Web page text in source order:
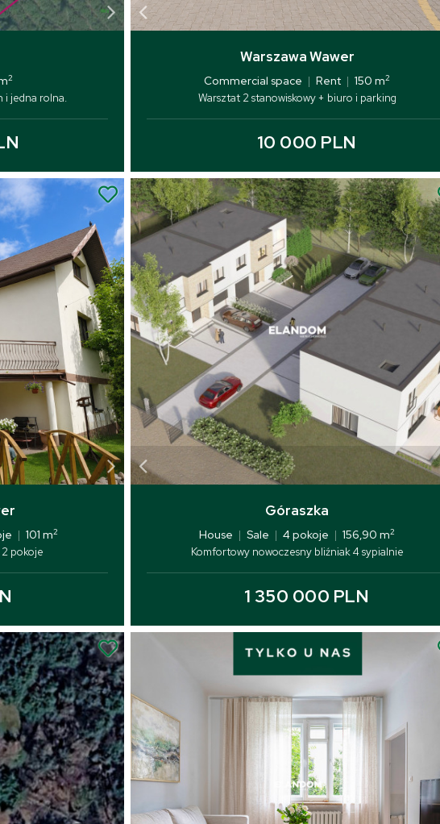
2
i jedna rolna.
Warszawa Wawer
Commercial space | Rent | 150 m2
Warsztat 2 stanowiskowy + biuro i parking
10 000 PLN
| 101 m2
pokoje
Góraszka
House | Sale | 4 pokoje | 156,90 m2
Komfortowy nowoczesny bliźniak 4 sypialnie
1 350 000 PLN